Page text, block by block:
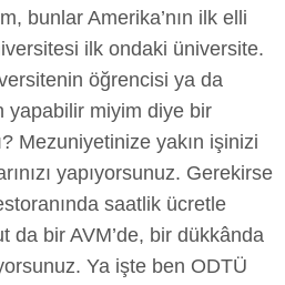
bunlar Amerika’nın ilk elli
ilk ondaki üniversite.
öğrencisi ya da
yapabilir miyim diye bir
Mezuniyetinize yakın işinizi
yapıyorsunuz. Gerekirse
saatlik ücretle
da bir AVM’de, bir dükkânda
Ya işte ben ODTÜ